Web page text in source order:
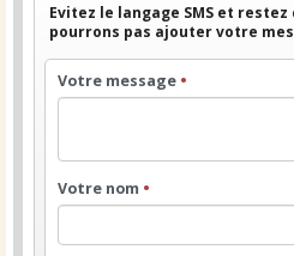
Evitez le langage SMS et
pourrons pas ajouter votre
Votre message •
Votre nom •